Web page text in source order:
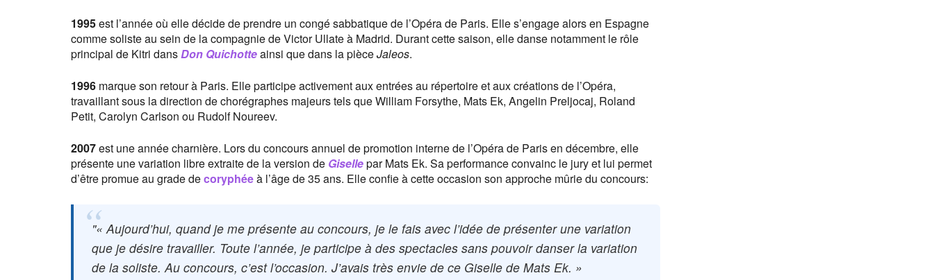
1995est l’année où elle décide de prendre un congé sabbatique de l’Opéra de Paris. Elle s’engage alors en Espagne
comme soliste au sein de la compagnie de Victor Ullate à Madrid. Durant cette saison, elle danse notamment le rôle
principal de Kitri dansDon Quichotteainsi que dans la pièceJaleos.
1996 marque son retour à Paris. Elle participe activement aux entrées au répertoire et aux créations de l’Opéra,
travaillant sous la direction de chorégraphes majeurs tels que William Forsythe, Mats Ek, Angelin Preljocaj, Roland
Petit, Carolyn Carlson ou Rudolf Noureev.
2007est une année charnière. Lors du concours annuel de promotion interne de l’Opéra de Paris en décembre, elle
présente une variation libre extraite de la version de Gisellepar Mats Ek. Sa performance convainc le jury et lui permet
d’être promue au grade decoryphéeà l’âge de 35 ans. Elle confie à cette occasion son approche mûrie du concours:
« Aujourd’hui, quand je me présente au concours, je le fais avec l’idée de présenter une variation
que je désire travailler. Toute l’année, je participe à des spectacles sans pouvoir danser la variation
de la soliste. Au concours, c’est l’occasion. J’avais très envie de ce Giselle de Mats Ek. »